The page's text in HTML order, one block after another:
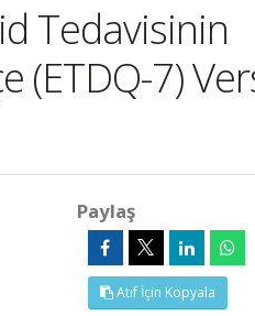
Tedavisinin
(ETDQ-7)
Paylaş
Atıf İçin Kopyala